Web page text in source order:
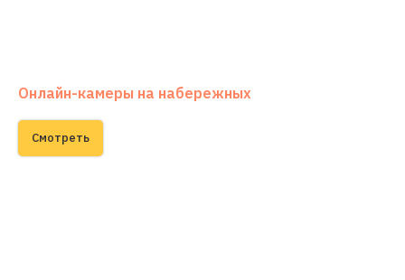
Онлайн-камеры на набережных
Смотреть